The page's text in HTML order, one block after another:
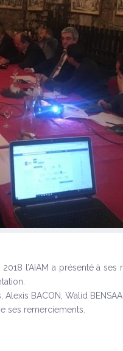
l’AIAM a présenté à
BACON, Walid
ses remerciements.